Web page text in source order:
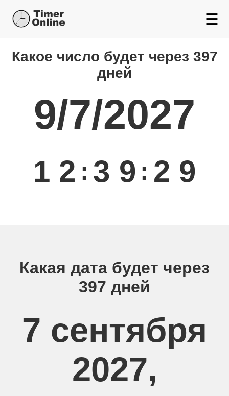
☰
Какой день будет через
Какое число будет через 397
дней
9/7/2027
1 2 : 3 9 : 2 9
Какая дата будет через
397 дней
7 сентября
2027,